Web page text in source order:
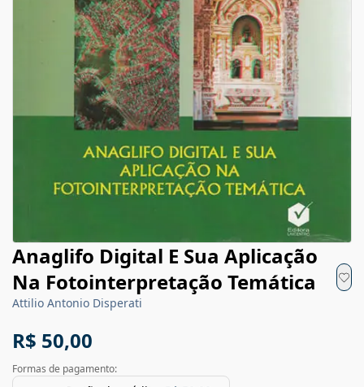
Anaglifo Digital E Sua Aplicação
Na Fotointerpretação Temática
Attilio Antonio Disperati
R$ 50,00
Formas de pagamento: